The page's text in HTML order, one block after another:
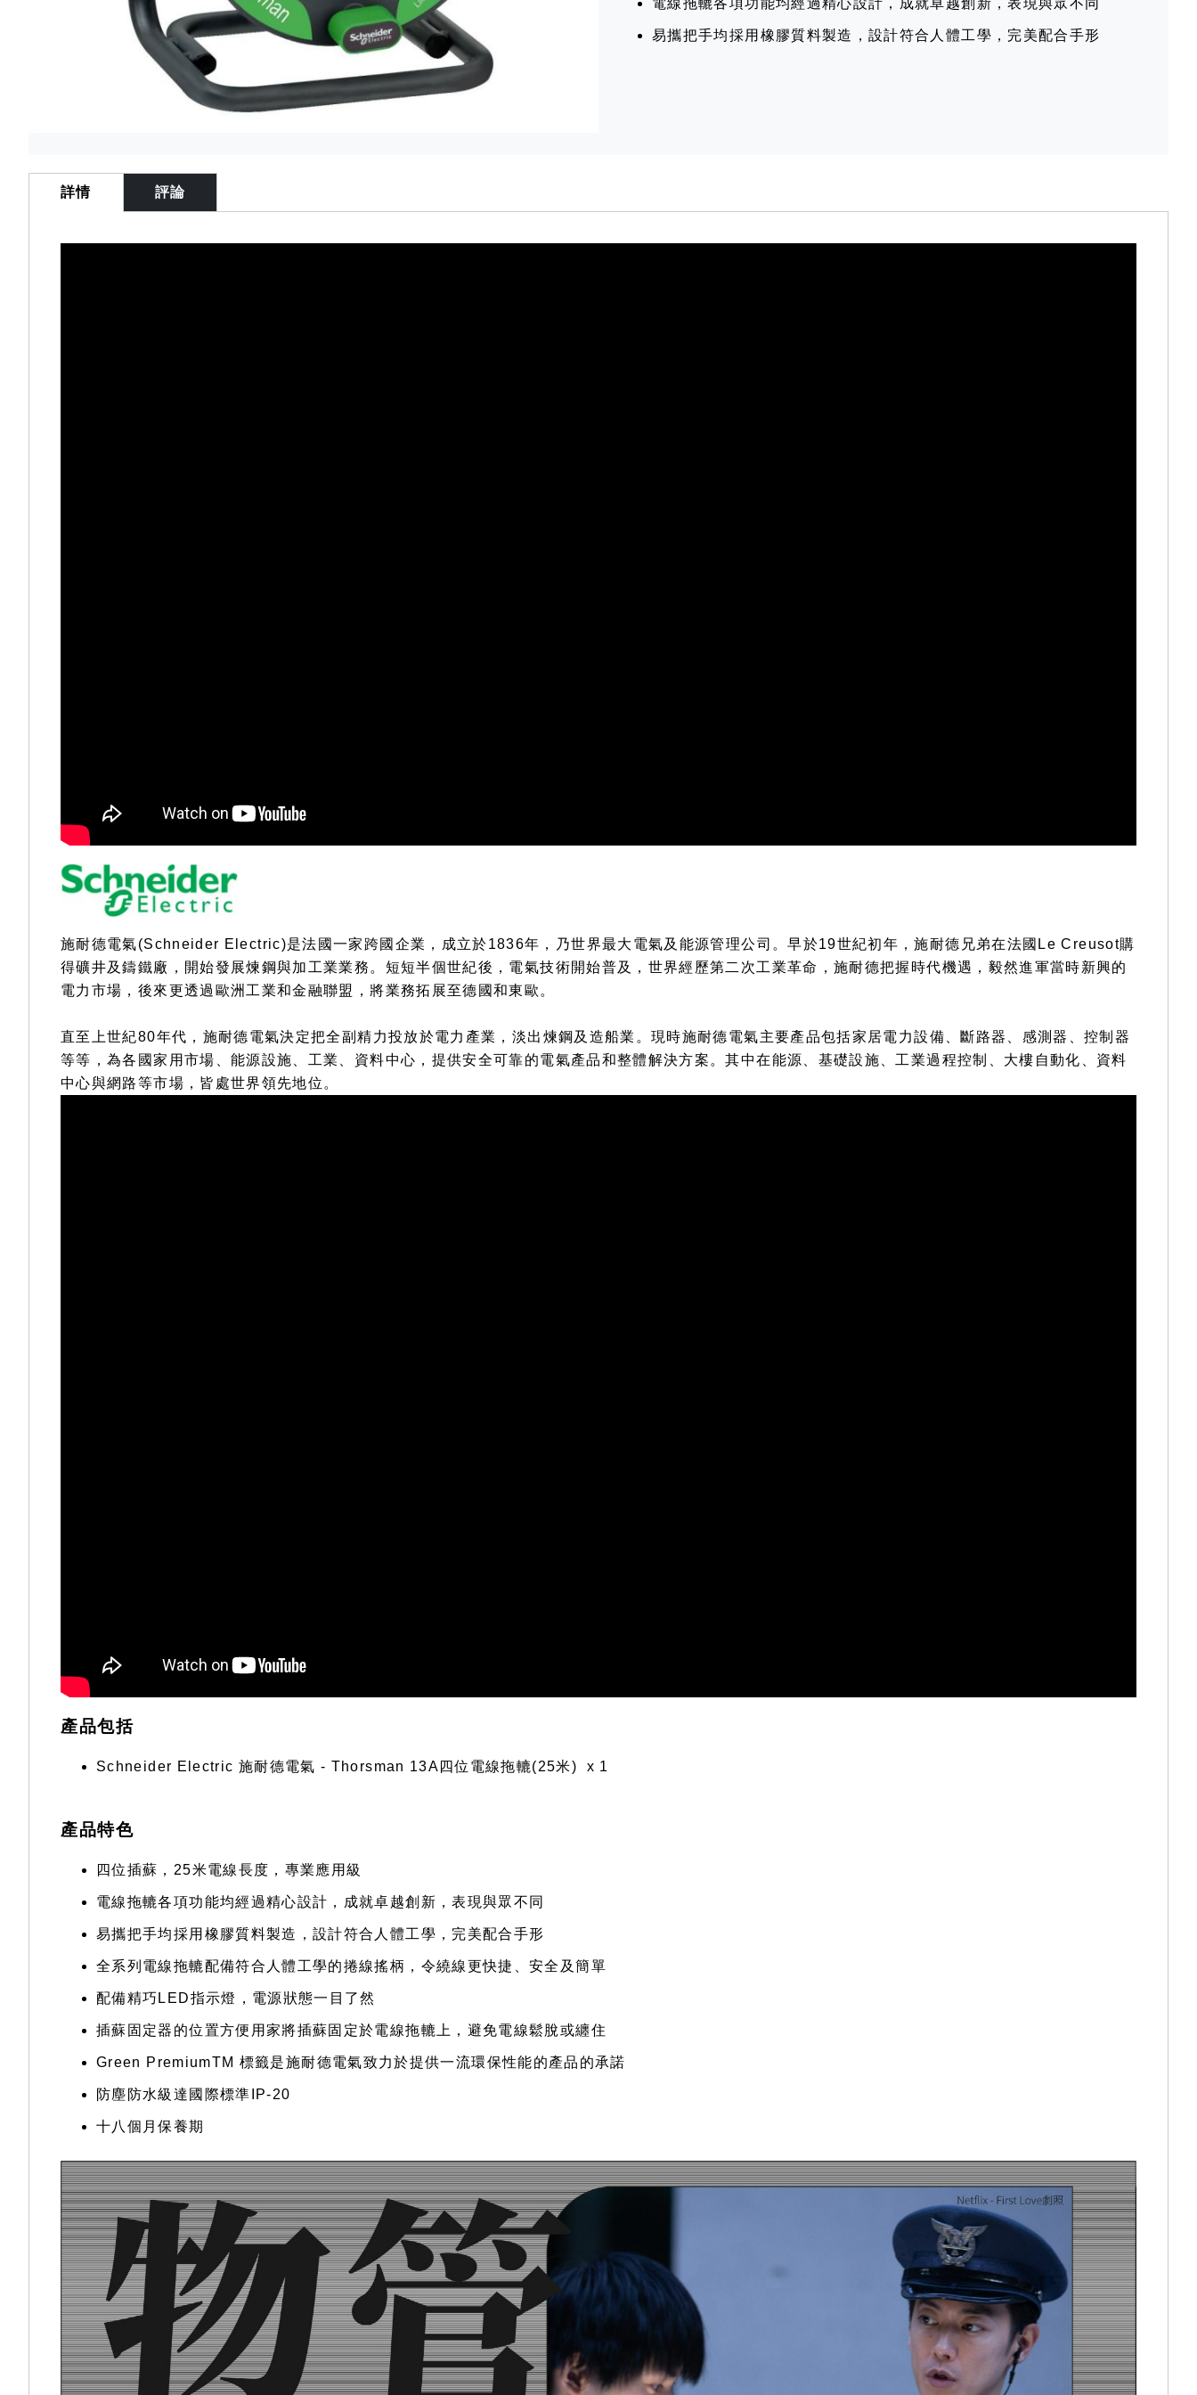
易攜把手均採用橡膠質料製造，設計符合人體工學，完美配合手形
詳情
施耐德電氣(Schneider Electric)是法國一家跨國企業，成立於1836年，乃世界最大電氣及能源管理公司。早於19世紀初年，施耐德兄弟在法國Le Creusot購
得礦井及鑄鐵廠，開始發展煉鋼與加工業業務。短短半個世紀後，電氣技術開始普及，世界經歷第二次工業革命，施耐德把握時代機遇，毅然進軍當時新興的
電力市場，後來更透過歐洲工業和金融聯盟，將業務拓展至德國和東歐。
直至上世紀80年代，施耐德電氣決定把全副精力投放於電力產業，淡出煉鋼及造船業。現時施耐德電氣主要產品包括家居電力設備、斷路器、感測器、控制器
等等，為各國家用市場、能源設施、工業、資料中心，提供安全可靠的電氣產品和整體解決方案。其中在能源、基礎設施、工業過程控制、大樓自動化、資料
中心與網路等市場，皆處世界領先地位。
產品包括
Schneider Electric 施耐德電氣 - Thorsman 13A四位電線拖轆(25米) x 1
產品特色
四位插蘇，25米電線長度，專業應用級
電線拖轆各項功能均經過精心設計，成就卓越創新，表現與眾不同
易攜把手均採用橡膠質料製造，設計符合人體工學，完美配合手形
全系列電線拖轆配備符合人體工學的捲線搖柄，令繞線更快捷、安全及簡單
配備精巧LED指示燈，電源狀態一目了然
插蘇固定器的位置方便用家將插蘇固定於電線拖轆上，避免電線鬆脫或纏住
Green PremiumTM 標籤是施耐德電氣致力於提供一流環保性能的產品的承諾
防塵防水級達國際標準IP-20
十八個月保養期
評論